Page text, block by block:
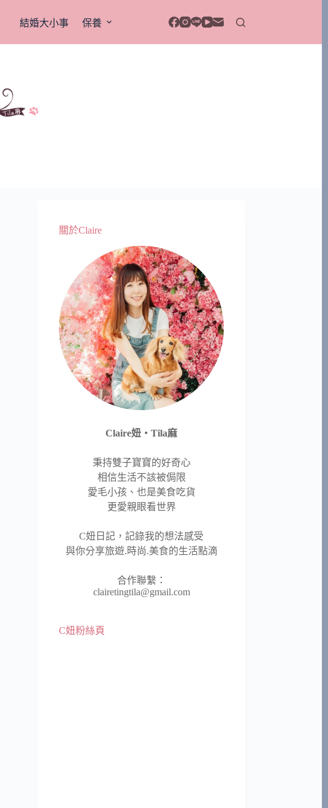
結婚大小事 保養
關於Claire
Claire妞‧Tila麻
秉持雙子寶寶的好奇心
相信生活不該被侷限
愛毛小孩、也是美食吃貨
更愛親眼看世界
C妞日記，記錄我的想法感受
與你分享旅遊.時尚.美食的生活點滴
合作聯繫：
clairetingtila@gmail.com
C妞粉絲頁